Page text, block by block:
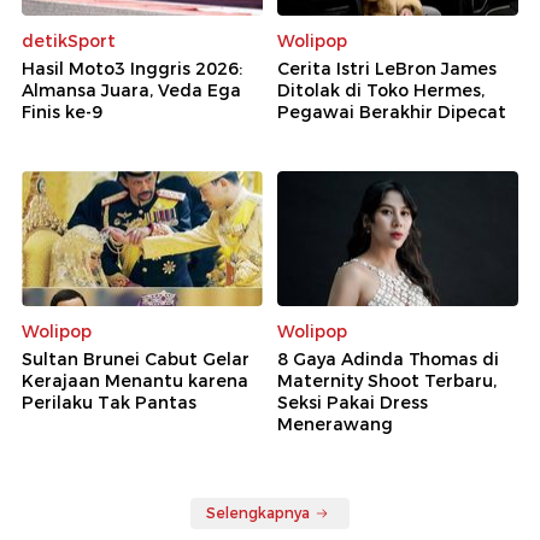
detikSport
Hasil Moto3 Inggris 2026:
Almansa Juara, Veda Ega
Finis ke-9
Wolipop
Cerita Istri LeBron James
Ditolak di Toko Hermes,
Pegawai Berakhir Dipecat
Wolipop
Sultan Brunei Cabut Gelar
Kerajaan Menantu karena
Perilaku Tak Pantas
Wolipop
8 Gaya Adinda Thomas di
Maternity Shoot Terbaru,
Seksi Pakai Dress
Menerawang
Selengkapnya